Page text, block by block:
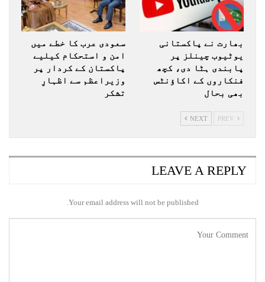
بھارت نے پاکستانی
یوٹیوب چینلز پر
پابندی ہٹا دی، کچھ
فنکاروں کے اکاؤنٹس
بھی بحال
سعودی عرب کا خطے میں
امن و استحکام کیلیے
پاکستان کے کردار پر
وزیراعظم سے اظہارِ
تشکر
NEXT
LEAVE A REPLY
Your email address will not be published.